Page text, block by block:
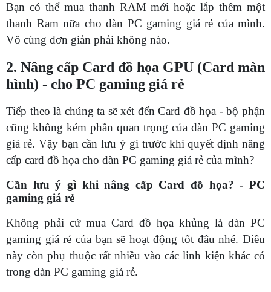
Bạn có thể mua thanh RAM mới hoặc lắp thêm một
thanh Ram nữa cho dàn PC gaming giá rẻ của mình.
Vô cùng đơn giản phải không nào.
2. Nâng cấp Card đồ họa GPU (Card màn
hình) - cho PC gaming giá rẻ
Tiếp theo là chúng ta sẽ xét đến Card đồ họa - bộ phận
cũng không kém phần quan trọng của dàn PC gaming
giá rẻ. Vậy bạn cần lưu ý gì trước khi quyết định nâng
cấp card đồ họa cho dàn PC gaming giá rẻ của mình?
Cần lưu ý gì khi nâng cấp Card đồ họa? - PC
gaming giá rẻ
Không phải cứ mua Card đồ họa khủng là dàn PC
gaming giá rẻ của bạn sẽ hoạt động tốt đâu nhé. Điều
này còn phụ thuộc rất nhiều vào các linh kiện khác có
trong dàn PC gaming giá rẻ.